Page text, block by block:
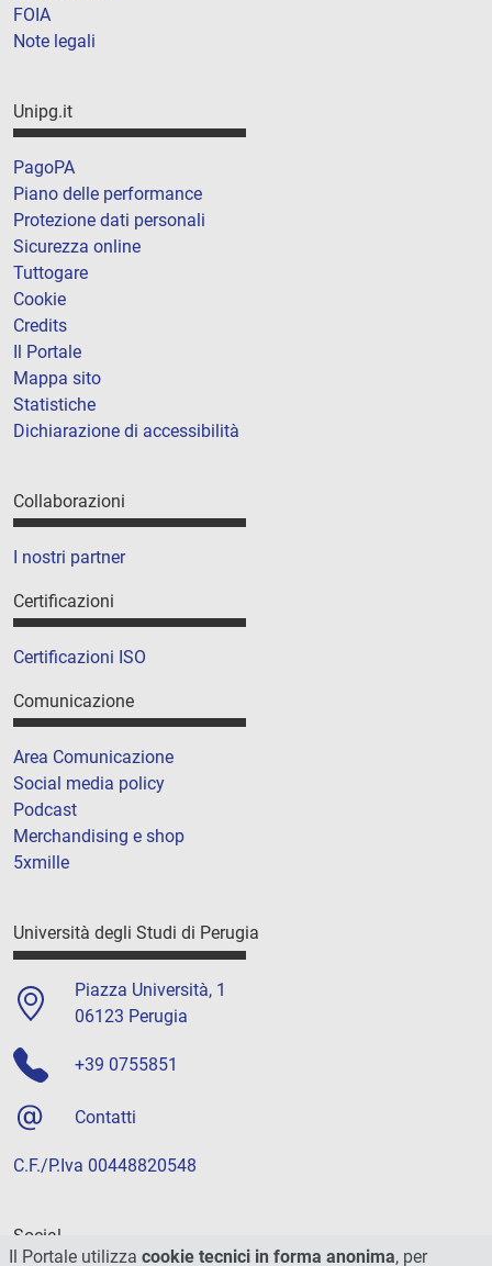
FOIA
Note legali
Unipg.it
PagoPA
Piano delle performance
Protezione dati personali
Sicurezza online
Tuttogare
Cookie
Credits
Il Portale
Mappa sito
Statistiche
Dichiarazione di accessibilità
Collaborazioni
I nostri partner
Certificazioni
Certificazioni ISO
Comunicazione
Area Comunicazione
Social media policy
Podcast
Merchandising e shop
5xmille
Università degli Studi di Perugia
Piazza Università, 1
06123 Perugia
+39 0755851
Contatti
C.F./P.Iva 00448820548
Social
Il Portale utilizza cookie tecnici in forma anonima, per